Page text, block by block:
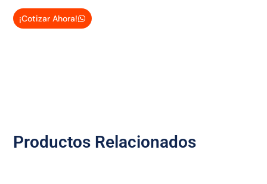
¡Cotizar Ahora!
Productos Relacionados